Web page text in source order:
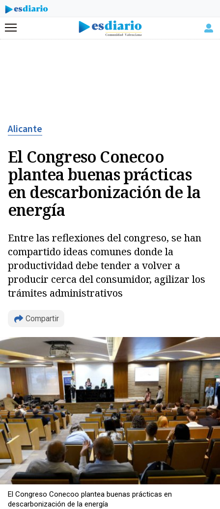
Menú
Alicante
El Congreso Conecoo
plantea buenas prácticas
en descarbonización de la
energía
Entre las reflexiones del congreso, se han
compartido ideas comunes donde la
productividad debe tender a volver a
producir cerca del consumidor, agilizar los
trámites administrativos
Compartir
Copiar
El Congreso Conecoo plantea buenas prácticas en
descarbonización de la energía